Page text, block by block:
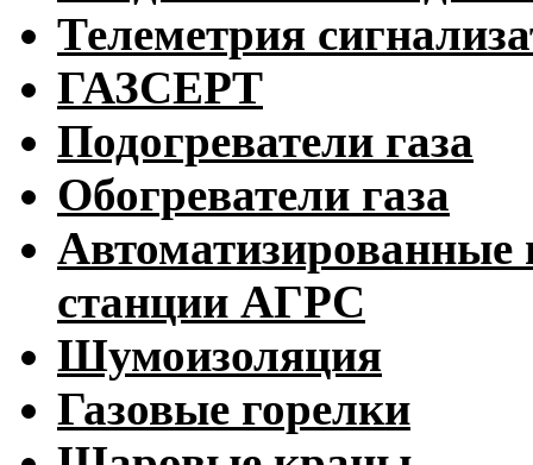
Телеметрия
ГАЗСЕРТ
Подогреватели газа
Обогреватели газа
Автоматизированные
станции АГРС
Шумоизоляция
Газовые горелки